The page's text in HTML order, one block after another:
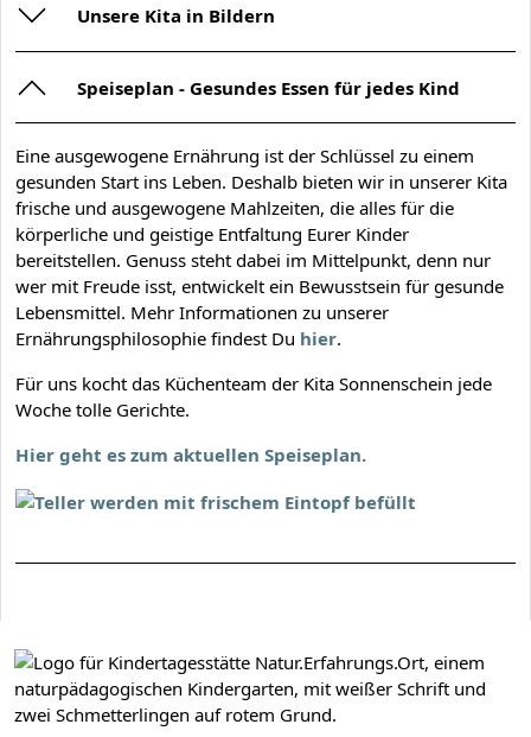
Unsere Kita in Bildern
Speiseplan - Gesundes Essen für jedes Kind
Eine ausgewogene Ernährung ist der Schlüssel zu einem
gesunden Start ins Leben. Deshalb bieten wir in unserer Kita
frische und ausgewogene Mahlzeiten, die alles für die
körperliche und geistige Entfaltung Eurer Kinder
bereitstellen. Genuss steht dabei im Mittelpunkt, denn nur
wer mit Freude isst, entwickelt ein Bewusstsein für gesunde
Lebensmittel. Mehr Informationen zu unserer
Ernährungsphilosophie findest Du hier.
Für uns kocht das Küchenteam der Kita Sonnenschein jede
Woche tolle Gerichte.
Hier geht es zum aktuellen Speiseplan.